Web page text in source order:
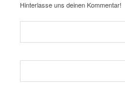
Hinterlasse uns deinen Kommentar!